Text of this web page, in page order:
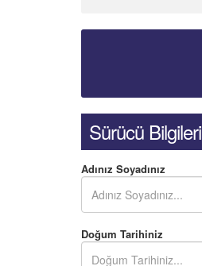
Sürücü Bilgileri
Adınız Soyadınız
Doğum Tarihiniz